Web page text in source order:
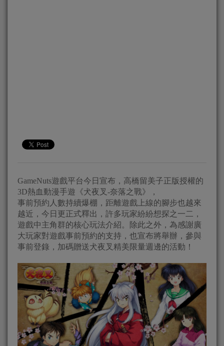
GameNuts遊戲平台今日宣布，高橋留美子正版授權的
3D熱血動漫手遊《犬夜叉-奈落之戰》，
事前預約人數持續爆棚，距離遊戲上線的腳步也越來
越近，今日更正式釋出，許多玩家紛紛想探之一二，
遊戲中主角群的核心玩法介紹。除此之外，為感謝廣
大玩家對遊戲事前預約的支持，也宣布將舉辦，參與
事前登錄，加碼贈送犬夜叉精美限量週邊的活動！